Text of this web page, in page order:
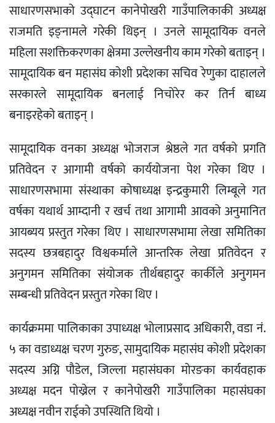
साधारणसभाको उद्घाटन कानेपोखरी गाउँपालिकाकी अध्यक्ष
राजमति इङ्नामले गरेकी थिइन् । उनले सामूदायिक वनले
महिला सशक्तिकरणका क्षेत्रमा उल्लेखनीय काम गरेको बताइन् ।
सामूदायिक बन महासंघ कोशी प्रदेशका सचिव रेणुका दाहालले
सरकारले सामूदायिक बनलाई निचोरेर कर तिर्न बाध्य
बनाइरहेको बताइन् ।
सामूदायिक वनका अध्यक्ष भोजराज श्रेष्ठले गत वर्षको प्रगति
प्रतिवेदन र आगामी वर्षको कार्ययोजना पेश गरेका थिए ।
साधारणसभामा संस्थाका कोषाध्यक्ष इन्द्रकुमारी लिम्बूले गत
वर्षका यथार्थ आम्दानी र खर्च तथा आगामी आवको अनुमानित
आयब्यय प्रस्तुत गरेका थिए । साधारणसभामा लेखा समितिका
सदस्य छत्रबहादुर विश्वकर्माले आन्तरिक लेखा प्रतिवेदन र
अनुगमन समितिका संयोजक तीर्थबहादुर कार्कीले अनुगमन
सम्बन्धी प्रतिवेदन प्रस्तुत गरेका थिए ।
कार्यक्रममा पालिकाका उपाध्यक्ष भोलाप्रसाद अधिकारी, वडा नं.
५ का वडाध्यक्ष चरण गुरुङ, सामुदायिक महासंघ कोशी प्रदेशका
सदस्य अग्नि पौडेल, जिल्ला महासंघका मोरङका कार्यवहाक
अध्यक्ष मदन पोख्रेल र कानेपोखरी गाउँपालिका महासंघका
अध्यक्ष नवीन राईको उपस्थिति थियो ।